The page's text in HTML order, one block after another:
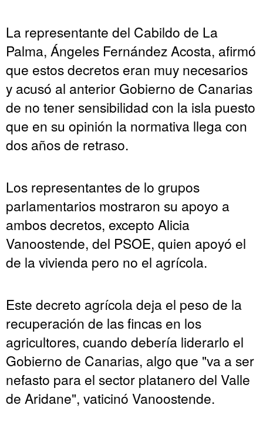
La representante del Cabildo de La
Palma, Ángeles Fernández Acosta, afirmó
que estos decretos eran muy necesarios
y acusó al anterior Gobierno de Canarias
de no tener sensibilidad con la isla puesto
que en su opinión la normativa llega con
dos años de retraso.
Los representantes de lo grupos
parlamentarios mostraron su apoyo a
ambos decretos, excepto Alicia
Vanoostende, del PSOE, quien apoyó el
de la vivienda pero no el agrícola.
Este decreto agrícola deja el peso de la
recuperación de las fincas en los
agricultores, cuando debería liderarlo el
Gobierno de Canarias, algo que "va a ser
nefasto para el sector platanero del Valle
de Aridane", vaticinó Vanoostende.